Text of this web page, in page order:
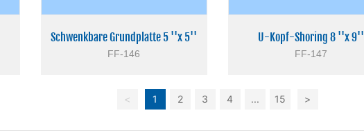
Schwenkbare Grundplatte 5 ''x 5''
FF-146
U-Kopf-Shoring 8 ''x 9''
FF-147
< 1 2 3 4 ... 15 >